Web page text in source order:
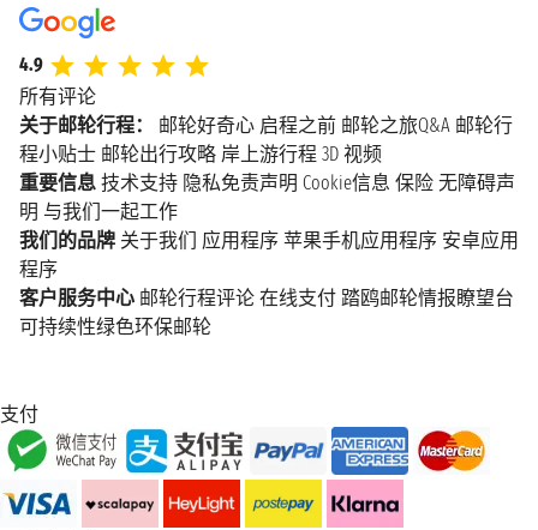
4.9
所有评论
关于邮轮行程：
邮轮好奇心 启程之前 邮轮之旅Q&A 邮轮行
程小贴士 邮轮出行攻略 岸上游行程 3D 视频
重要信息 技术支持 隐私免责声明 Cookie信息 保险 无障碍声
明 与我们一起工作
我们的品牌 关于我们 应用程序 苹果手机应用程序 安卓应用
程序
客户服务中心 邮轮行程评论 在线支付 踏鸥邮轮情报瞭望台
可持续性绿色环保邮轮
支付